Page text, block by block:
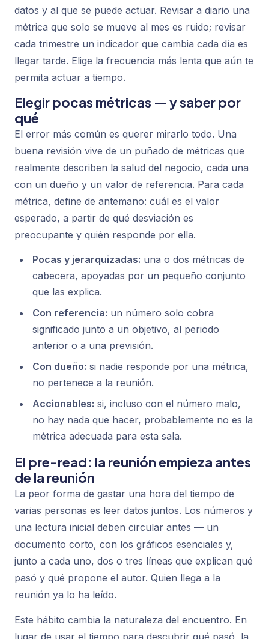
datos y al que se puede actuar. Revisar a diario una
métrica que solo se mueve al mes es ruido; revisar
cada trimestre un indicador que cambia cada día es
llegar tarde. Elige la frecuencia más lenta que aún te
permita actuar a tiempo.
Elegir pocas métricas — y saber por
qué
El error más común es querer mirarlo todo. Una
buena revisión vive de un puñado de métricas que
realmente describen la salud del negocio, cada una
con un dueño y un valor de referencia. Para cada
métrica, define de antemano: cuál es el valor
esperado, a partir de qué desviación es
preocupante y quién responde por ella.
Pocas y jerarquizadas: una o dos métricas de
cabecera, apoyadas por un pequeño conjunto
que las explica.
Con referencia: un número solo cobra
significado junto a un objetivo, al periodo
anterior o a una previsión.
Con dueño: si nadie responde por una métrica,
no pertenece a la reunión.
Accionables: si, incluso con el número malo,
no hay nada que hacer, probablemente no es la
métrica adecuada para esta sala.
El pre-read: la reunión empieza antes
de la reunión
La peor forma de gastar una hora del tiempo de
varias personas es leer datos juntos. Los números y
una lectura inicial deben circular antes — un
documento corto, con los gráficos esenciales y,
junto a cada uno, dos o tres líneas que explican qué
pasó y qué propone el autor. Quien llega a la
reunión ya lo ha leído.
Este hábito cambia la naturaleza del encuentro. En
lugar de usar el tiempo para descubrir qué pasó, la